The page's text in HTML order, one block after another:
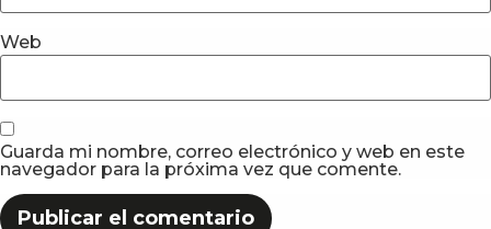
Web
Guarda mi nombre, correo electrónico y web en este
navegador para la próxima vez que comente.